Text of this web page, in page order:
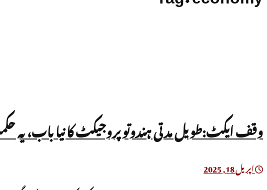
وقف ایکٹ:طویل مدتی ہندوتوپروجیکٹ کا نیا باب،
اپریل 18, 2025